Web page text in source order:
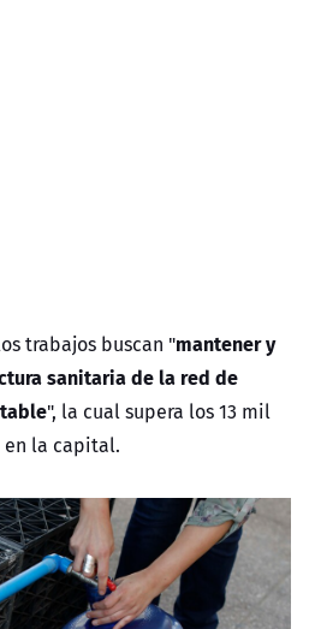
trabajos buscan "mantener y
sanitaria de la red de
", la cual supera los 13 mil
la capital.